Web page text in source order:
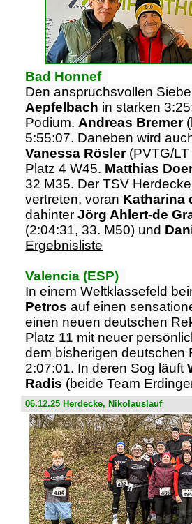
Bad Honnef
Den anspruchsvollen
Aepfelbach in starken
Podium. Andreas Bremer
5:55:07. Daneben wird
Vanessa Rösler(PVTG/LT
Platz 4 W45. Matthias
32 M35. Der TSV
vertreten, voran Katharina
dahinterJörg Ahlert-de
(2:04:31, 33. M50) und
Ergebnisliste
Valencia (ESP)
In einem Weltklassefeld
Petros auf einen
einen neuen deutschen
Platz 11 mit neuer
dem bisherigen deutschen
2:07:01. In deren Sog läuft
Radis (beide Team
06.12.25 Herdecke, Nikolauslauf